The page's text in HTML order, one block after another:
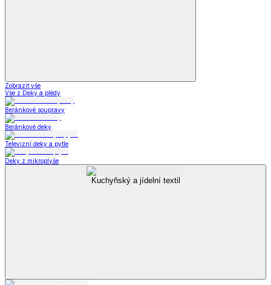
Zobrazit vše
Vše z Deky a plédy
Beránkové soupravy
Beránkové deky
Televizní deky a pytle
Deky z mikroplyše
Kuchyňský a jídelní textil